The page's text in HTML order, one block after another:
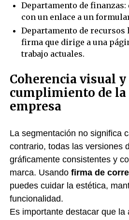
Departamento de finanzas:
con un enlace a un
Departamento de recursos
firma que dirige a una
trabajo actuales.
Coherencia visual y
cumplimiento de
empresa
La segmentación no significa
contrario, todas las versiones
gráficamente consistentes y
marca. Usando firma de
puedes cuidar la estética,
funcionalidad.
Es importante destacar que la